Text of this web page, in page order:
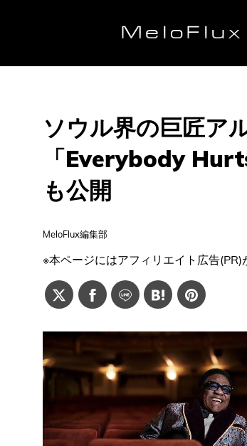
ソウル界の巨匠ア
「Everybody
も公開
MeloFlux編集部
※本ページにはアフィリエイト広告(PR)